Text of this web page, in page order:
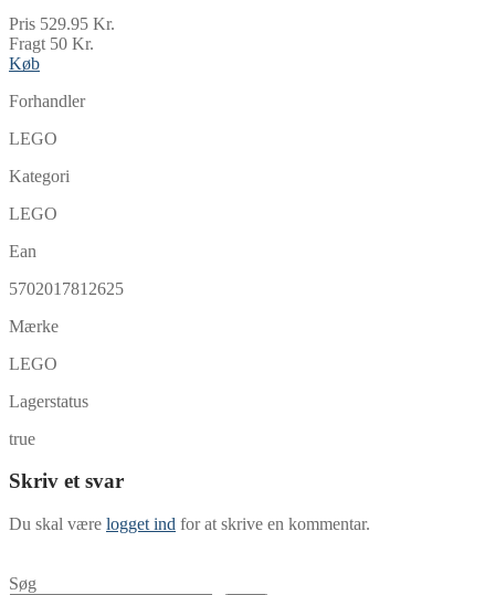
Pris 529.95 Kr.
Fragt 50 Kr.
Køb
Forhandler
LEGO
Kategori
LEGO
Ean
5702017812625
Mærke
LEGO
Lagerstatus
true
Skriv et svar
Du skal være logget ind for at skrive en kommentar.
Søg